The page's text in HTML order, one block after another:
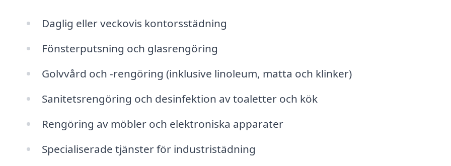
Daglig eller veckovis kontorsstädning
Fönsterputsning och glasrengöring
Golvvård och -rengöring (inklusive linoleum, matta och klinker)
Sanitetsrengöring och desinfektion av toaletter och kök
Rengöring av möbler och elektroniska apparater
Specialiserade tjänster för industristädning